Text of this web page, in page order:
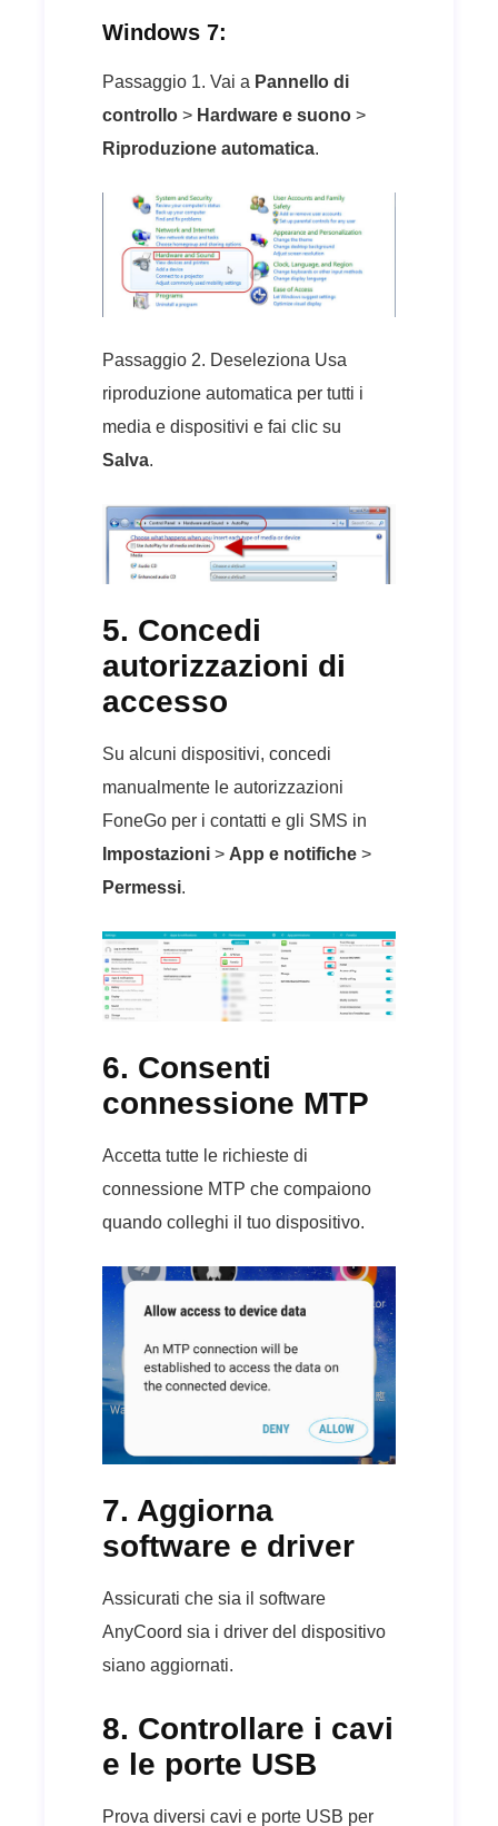
Windows 7:
Passaggio 1. Vai a Pannello di
controllo > Hardware e suono >
Riproduzione automatica.
Passaggio 2. Deseleziona Usa
riproduzione automatica per tutti i
media e dispositivi e fai clic su
Salva.
5. Concedi
autorizzazioni di
accesso
Su alcuni dispositivi, concedi
manualmente le autorizzazioni
FoneGo per i contatti e gli SMS in
Impostazioni > App e notifiche >
Permessi.
6. Consenti
connessione MTP
Accetta tutte le richieste di
connessione MTP che compaiono
quando colleghi il tuo dispositivo.
7. Aggiorna
software e driver
Assicurati che sia il software
AnyCoord sia i driver del dispositivo
siano aggiornati.
8. Controllare i cavi
e le porte USB
Prova diversi cavi e porte USB per